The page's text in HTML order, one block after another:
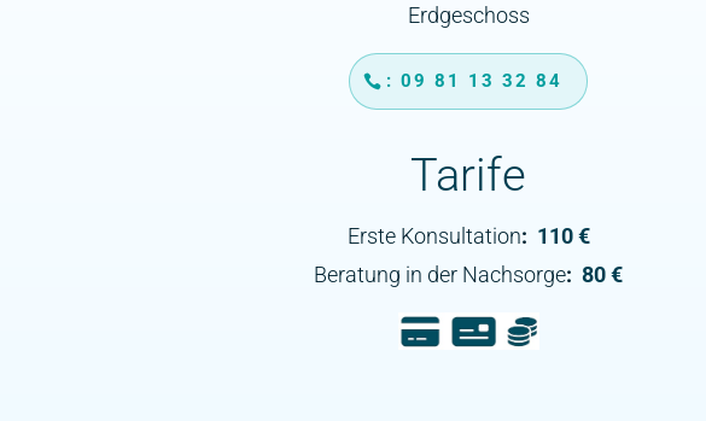
Erdgeschoss
: 09 81 13 32 84
Tarife
Erste Konsultation: 110 €
Beratung in der Nachsorge:80 €